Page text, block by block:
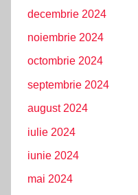
decembrie 2024
noiembrie 2024
octombrie 2024
septembrie 2024
august 2024
iulie 2024
iunie 2024
mai 2024